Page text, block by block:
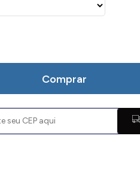
Comprar